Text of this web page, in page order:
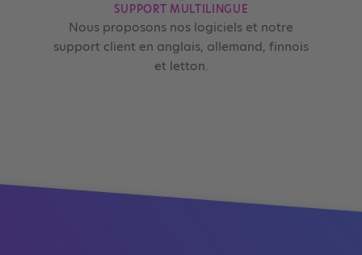
SUPPORT MULTILINGUE
Nous proposons nos logiciels et notre
support client en anglais, allemand, finnois
et letton.